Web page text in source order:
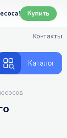
Купить
Контакты
Каталог